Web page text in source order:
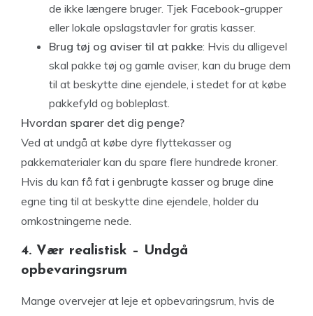
de ikke længere bruger. Tjek Facebook-grupper
eller lokale opslagstavler for gratis kasser.
Brug tøj og aviser til at pakke: Hvis du alligevel
skal pakke tøj og gamle aviser, kan du bruge dem
til at beskytte dine ejendele, i stedet for at købe
pakkefyld og bobleplast.
Hvordan sparer det dig penge?
Ved at undgå at købe dyre flyttekasser og
pakkematerialer kan du spare flere hundrede kroner.
Hvis du kan få fat i genbrugte kasser og bruge dine
egne ting til at beskytte dine ejendele, holder du
omkostningerne nede.
4. Vær realistisk – Undgå
opbevaringsrum
Mange overvejer at leje et opbevaringsrum, hvis de